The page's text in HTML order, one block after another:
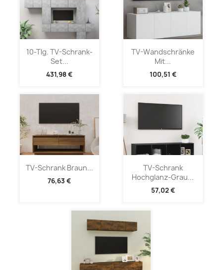
10-Tlg. TV-Schrank-
Set...
431,98 €
TV-Wandschränke
Mit...
100,51 €
TV-Schrank Braun...
76,63 €
TV-Schrank
Hochglanz-Grau...
57,02 €